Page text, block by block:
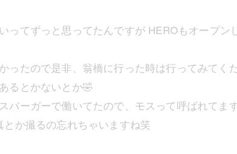
ってずっと思ってたんですが HEROもオープ
ったので是非、翁橋に行った時は行ってみてく
るとかないとか🤣
バーガーで働いてたので、モスって呼ばれてま
か撮るの忘れちゃいますね笑